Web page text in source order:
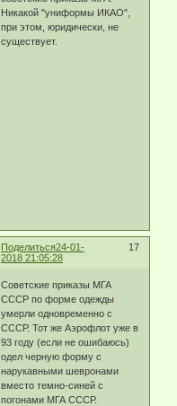
Никакой "униформы ИКАО",
при этом, юридически, не
существует.
Поделиться 17
24-01-
2018 21:05:28
Советские приказы МГА
СССР по форме одежды
умерли одновременно с
СССР. Тот же Аэрофлот уже в
93 году (если не ошибаюсь)
одел черную форму с
нарукавными шевронами
вместо темно-синей с
погонами МГА СССР.